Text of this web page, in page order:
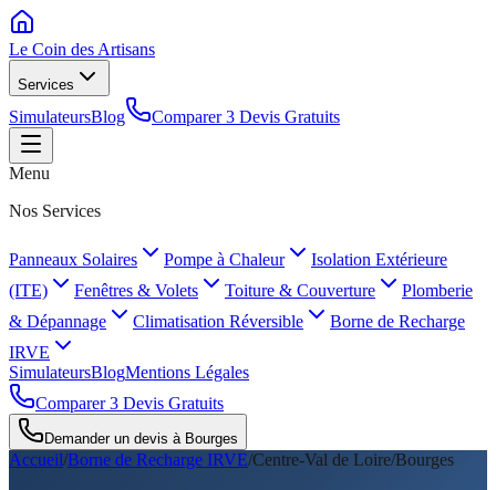
Le Coin des Artisans
Services
SimulateursBlog Comparer 3 Devis Gratuits
Menu
Nos Services
Panneaux Solaires Pompe à Chaleur
Isolation Extérieure
(ITE)
Fenêtres & Volets Toiture & Couverture
Plomberie
& Dépannage
Climatisation Réversible
Borne de Recharge
IRVE
SimulateursBlogMentions Légales
Comparer 3 Devis Gratuits
Demander un devis à Bourges
Accueil/Borne de Recharge IRVE/Centre-Val de Loire/Bourges